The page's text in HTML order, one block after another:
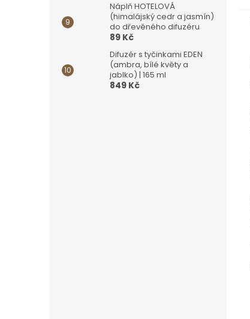
Náplň HOTELOVÁ
(himalájský cedr a jasmín)
do dřevěného difuzéru
89 Kč
Difuzér s tyčinkami EDEN
(ambra, bílé květy a
jablko) | 165 ml
849 Kč